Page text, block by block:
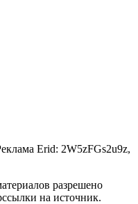
Erid: 2W5zFGs2u9z,
разрешено
на источник.